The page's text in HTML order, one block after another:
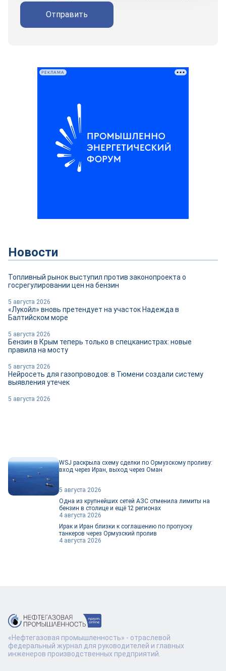
Отправить
РЕКЛАМА
Новости
Топливный рынок выступил против законопроекта о
госрегулировании цен на бензин
5 августа 2026
«Лукойл» вновь претендует на участок Надежда в
Балтийском море
5 августа 2026
Бензин в Крым теперь только в спецканистрах: новые
правила на мосту
5 августа 2026
Нейросеть для газопроводов: в Тюмени создали систему
выявления утечек
5 августа 2026
WSJ раскрыла схему сделки по Ормузскому проливу:
вход через Иран, выход через Оман
5 августа 2026
Одна из крупнейших сетей АЗС отменила лимиты на
бензин в столице и ещё 12 регионах
4 августа 2026
Ирак и Иран близки к соглашению по пропуску
танкеров через Ормузский пролив
4 августа 2026
«Нефтегазовая промышленность» - отраслевой
федеральный журнал для руководителей и главных
инженеров производственных предприятий.